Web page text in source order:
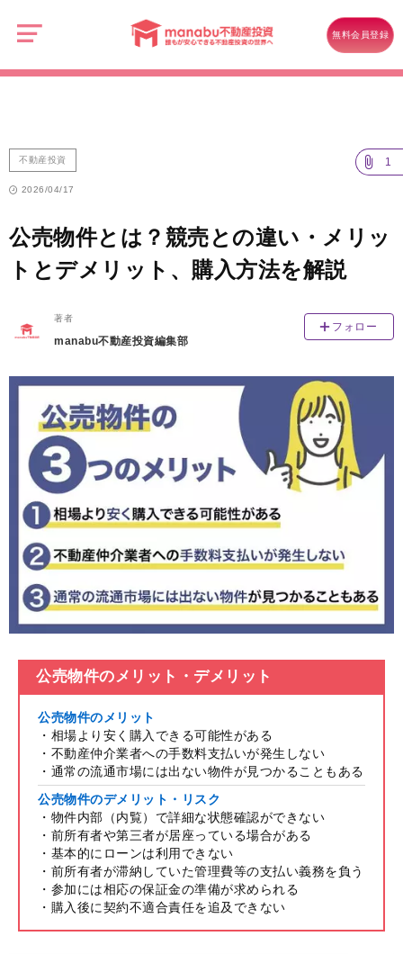
無料会員登録
公売物件とは？競売との違い・メリットとデメリット、購入方法を解説
不動産投資 1
2026/04/17
公売物件とは？競売との違い・メリッ
トとデメリット、購入方法を解説
著者
manabu不動産投資編集部
フォロー
公売物件のメリット・デメリット
公売物件のメリット
・相場より安く購入できる可能性がある
・不動産仲介業者への手数料支払いが発生しない
・通常の流通市場には出ない物件が見つかることもある
公売物件のデメリット・リスク
・物件内部（内覧）で詳細な状態確認ができない
・前所有者や第三者が居座っている場合がある
・基本的にローンは利用できない
・前所有者が滞納していた管理費等の支払い義務を負う
・参加には相応の保証金の準備が求められる
・購入後に契約不適合責任を追及できない